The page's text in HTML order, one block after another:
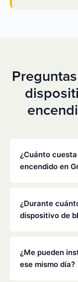
¿Cuánto
encendido en
concreta, pero
mensuales
de los clientes
incluyendo la
¿Durante
dispositivo de
dispositivo de
Departamento
¿Me pueden
ese mismo día?